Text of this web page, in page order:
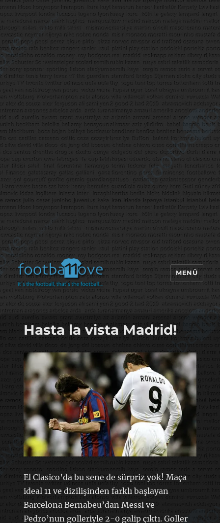
footbaLLove
MENÜ
Hasta la vista Madrid!
El Clasico’da bu sene de sürpriz yok! Maça
ideal 11 ve dizilişinden farklı başlayan
Barcelona Bernabeu’dan Messi ve
Pedro’nun golleriyle 2-0 galip çıktı. Goller